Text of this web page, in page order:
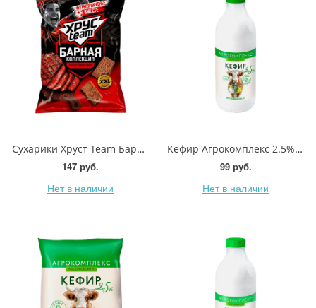
Сухарики Хруст Team Барная коллекция Стейк и черный перец 140г
147 руб.
Нет в наличии
Кефир Агрокомплекс 2.5% 900г
99 руб.
Нет в наличии